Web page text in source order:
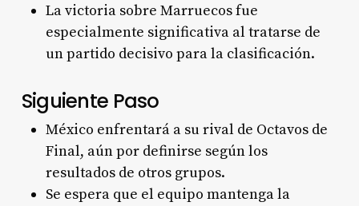
La victoria sobre Marruecos fue
especialmente significativa al tratarse de
un partido decisivo para la clasificación.
Siguiente Paso
México enfrentará a su rival de Octavos de
Final, aún por definirse según los
resultados de otros grupos.
Se espera que el equipo mantenga la